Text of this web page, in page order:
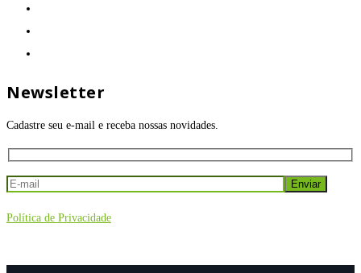
Newsletter
Cadastre seu e-mail e receba nossas novidades.
Política de Privacidade